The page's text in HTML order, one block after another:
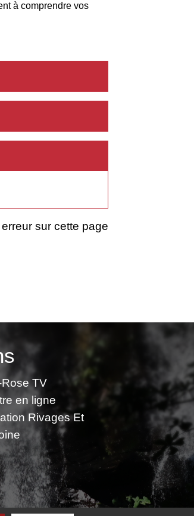
à comprendre vos
sur cette page
TV
en ligne
Rivages Et